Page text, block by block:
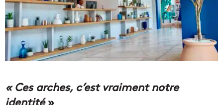
« Ces arches, c’est vraiment notre
identité»